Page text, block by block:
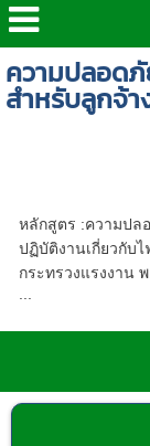
ความปลอดภั
สำหรับลูกจ้
หลักสูตร :ความปล
ปฏิบัติงานเกี่ยวกับ
กระทรวงแรงงาน